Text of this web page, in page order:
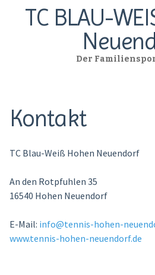
TC BLAU-
Der
Kontakt
TC Blau-Weiß Hohen Neuendorf
An den Rotpfuhlen 35
16540 Hohen Neuendorf
E-Mail: info@tennis-hohen-
www.tennis-hohen-neuendorf.de